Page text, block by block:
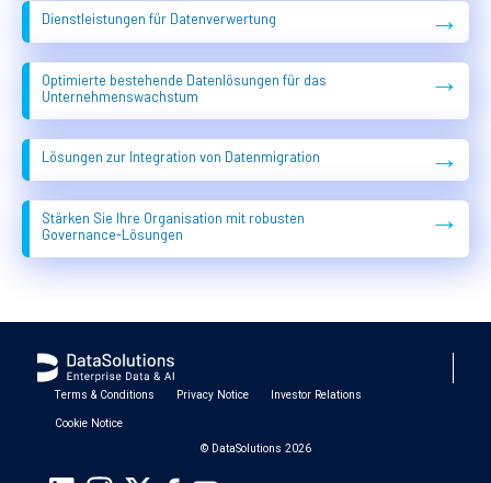
Dienstleistungen für Datenverwertung →
Optimierte bestehende Datenlösungen für das
Unternehmenswachstum
→
Lösungen zur Integration von Datenmigration →
Stärken Sie Ihre Organisation mit robusten
Governance-Lösungen
→
Terms & Conditions Privacy Notice Investor Relations
Cookie Notice
© DataSolutions 2026